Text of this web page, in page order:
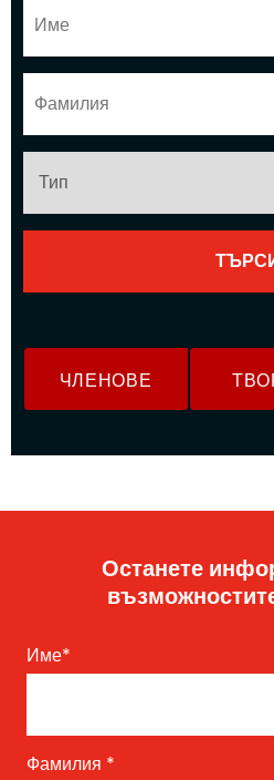
ЧЛЕНОВЕ
Останете
Име*
Фамилия *